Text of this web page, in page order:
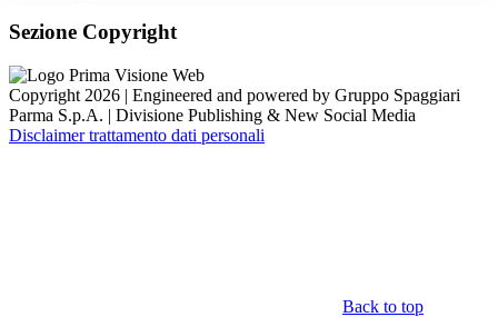
Sezione Copyright
Copyright 2026 | Engineered and powered by Gruppo Spaggiari
Parma S.p.A. | Divisione Publishing & New Social Media
Disclaimer trattamento dati personali
Back to top